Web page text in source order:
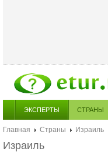
ЭКСПЕРТЫ СТРАНЫ
Главная Страны
Израиль
Израиль